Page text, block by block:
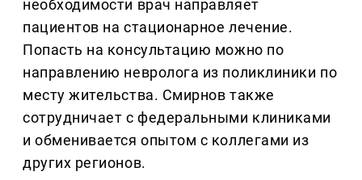
необходимости врач направляет
пациентов на стационарное лечение.
Попасть на консультацию можно по
направлению невролога из поликлиники по
месту жительства. Смирнов также
сотрудничает с федеральными клиниками
и обменивается опытом с коллегами из
других регионов.